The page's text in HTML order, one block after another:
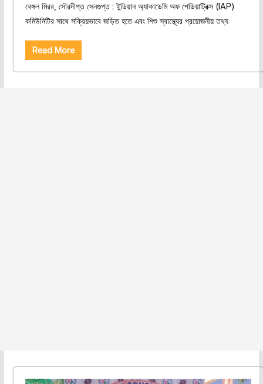
বেঙ্গল মিরর, সৌরদীপ্ত সেনগুপ্ত : ইন্ডিয়ান অ্যাকাডেমি অফ পেডিয়াট্রিক্স (IAP)
কমিউনিটির সাথে সক্রিয়ভাবে জড়িত হতে এবং শিশু স্বাস্থ্যের প্রয়োজনীয় তথ্য
Read More